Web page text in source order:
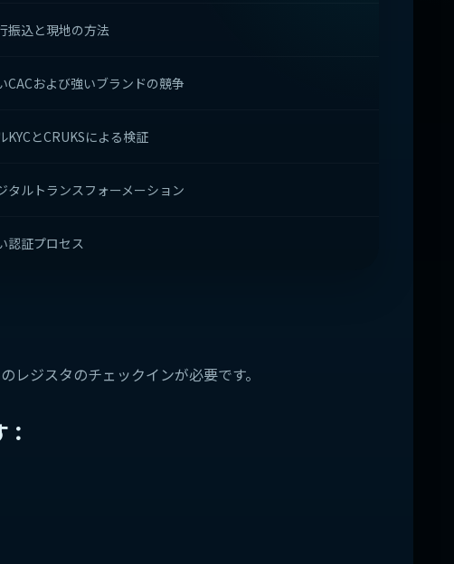
振込と現地の方法
CACおよび強いブランドの競争
KYCとCRUKSによる検証
タルトランスフォーメーション
認証プロセス
ジスタのチェックインが必要です。